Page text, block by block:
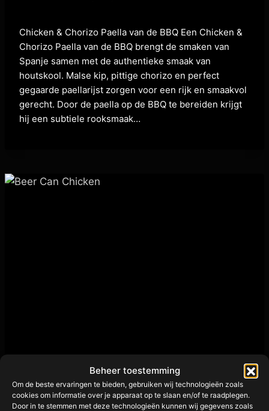
Beheer toestemming
Om de beste ervaringen te bieden, gebruiken wij technologieën zoals
cookies om informatie over je apparaat op te slaan en/of te raadplegen.
Door in te stemmen met deze technologieën kunnen wij gegevens zoals
Chicken & Chorizo Paella van de BBQ Een Chicken &
Chorizo Paella van de BBQ brengt de smaken van
Spanje samen met de authentieke smaak van
houtskool. Malse kip, pittige chorizo en perfect
gegaarde paellarijst zorgen voor een rijk en smaakvol
gerecht. Door de paella op de BBQ te bereiden krijgt
hij een subtiele rooksmaak…
Beer Can Chicken